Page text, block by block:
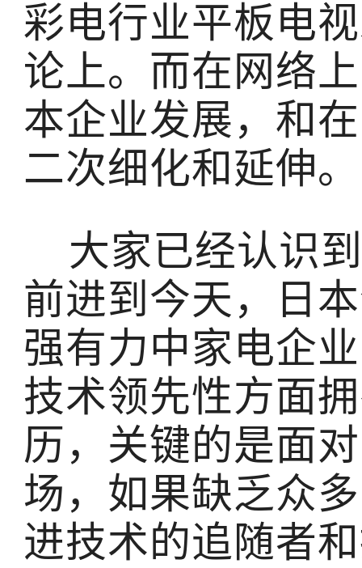
彩电行业平板电
论上。而在网络
本企业发展，和
二次细化和延伸。
大家已经认识
前进到今天，日
强有力中家电企
技术领先性方面
历，关键的是面
场，如果缺乏众
进技术的追随者